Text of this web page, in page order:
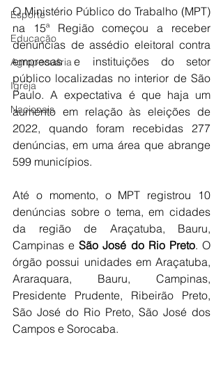
Esporte
Educação
Agropecuária
Igreja
Nacionais
O Ministério Público do Trabalho (MPT)
na 15ª Região começou a receber
denúncias de assédio eleitoral contra
empresas e instituições do setor
público localizadas no interior de São
Paulo. A expectativa é que haja um
aumento em relação às eleições de
2022, quando foram recebidas 277
denúncias, em uma área que abrange
599 municípios.
Até o momento, o MPT registrou 10
denúncias sobre o tema, em cidades
da região de Araçatuba, Bauru,
Campinas e São José do Rio Preto. O
órgão possui unidades em Araçatuba,
Araraquara, Bauru, Campinas,
Presidente Prudente, Ribeirão Preto,
São José do Rio Preto, São José dos
Campos e Sorocaba.